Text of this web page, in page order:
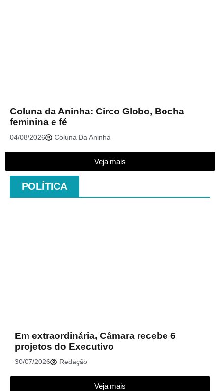
POLÍTICA
Em extraordinária, Câmara recebe 6
projetos do Executivo
30/07/2026 Redação
Veja mais
Coluna da Aninha: Circo Globo, Bocha
feminina e fé
04/08/2026 Coluna Da Aninha
Veja mais